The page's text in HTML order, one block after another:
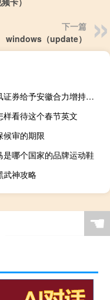
下一篇
windows（update）
天风证券给予安徽合力增持的初始评级
样看待这个春节英文
候审的期限
是哪个国家的品牌运动鞋
武神攻略
☚